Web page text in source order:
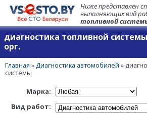
Ниже представлен
выполняющих вид
топливной
диагностика топливной
орг.
Главная »Диагностика автомобилей »
системы
Марка:
Вид работ: